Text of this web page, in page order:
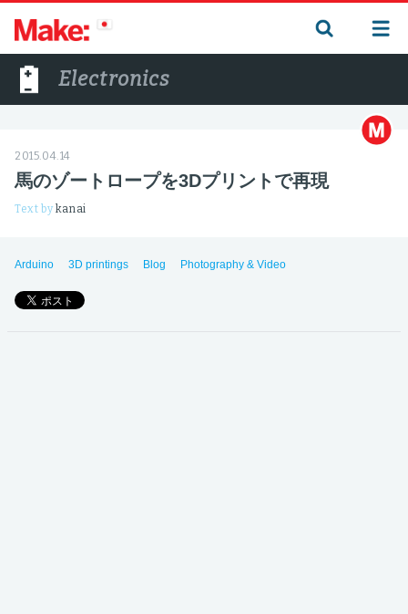
Electronics
2015.04.14
馬のゾートロープを3Dプリントで再現
Text bykanai
Arduino 3D printings Blog Photography & Video